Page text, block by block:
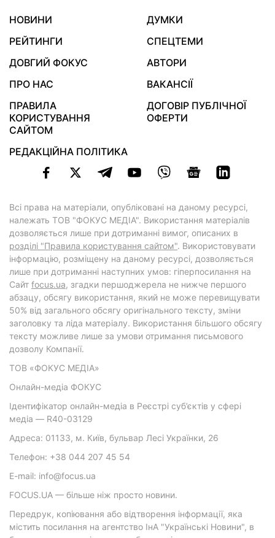
НОВИНИ
ДУМКИ
РЕЙТИНГИ
СПЕЦТЕМИ
ДОВГИЙ ФОКУС
АВТОРИ
ПРО НАС
ВАКАНСІЇ
ПРАВИЛА
КОРИСТУВАННЯ
САЙТОМ
ДОГОВІР ПУБЛІЧНОЇ
ОФЕРТИ
РЕДАКЦІЙНА ПОЛІТИКА
Всі права на матеріали, опубліковані на даному ресурсі,
належать ТОВ "ФОКУС МЕДІА". Використання матеріалів
дозволяється лише при дотриманні вимог, описаних в
розділі "Правила користування сайтом". Використовувати
інформацію, розміщену на даному ресурсі, дозволяється
лише при дотриманні наступних умов: гіперпосилання на
Cайт focus.ua, згадки першоджерела не нижче першого
абзацу, обсягу використання, який не може перевищувати
50% від загального обсягу оригінального тексту, зміни
заголовку та ліда матеріалу. Використання більшого обсягу
тексту можливе лише за умови отримання письмового
дозволу Компанії.
ТОВ «ФОКУС МЕДІА»
Онлайн-медіа ФОКУС
Ідентифікатор онлайн-медіа в Реєстрі суб’єктів у сфері
медіа — R40-03129
Адреса: 01133, м. Київ, бульвар Лесі Українки, 26
Телефон: +38 044 207 45 54
E-mail: info@focus.ua
FOCUS.UA — більше ніж просто новини.
Передрук, копіювання або відтворення інформації, яка
містить посилання на агентство ІнА "Українські Новини", в